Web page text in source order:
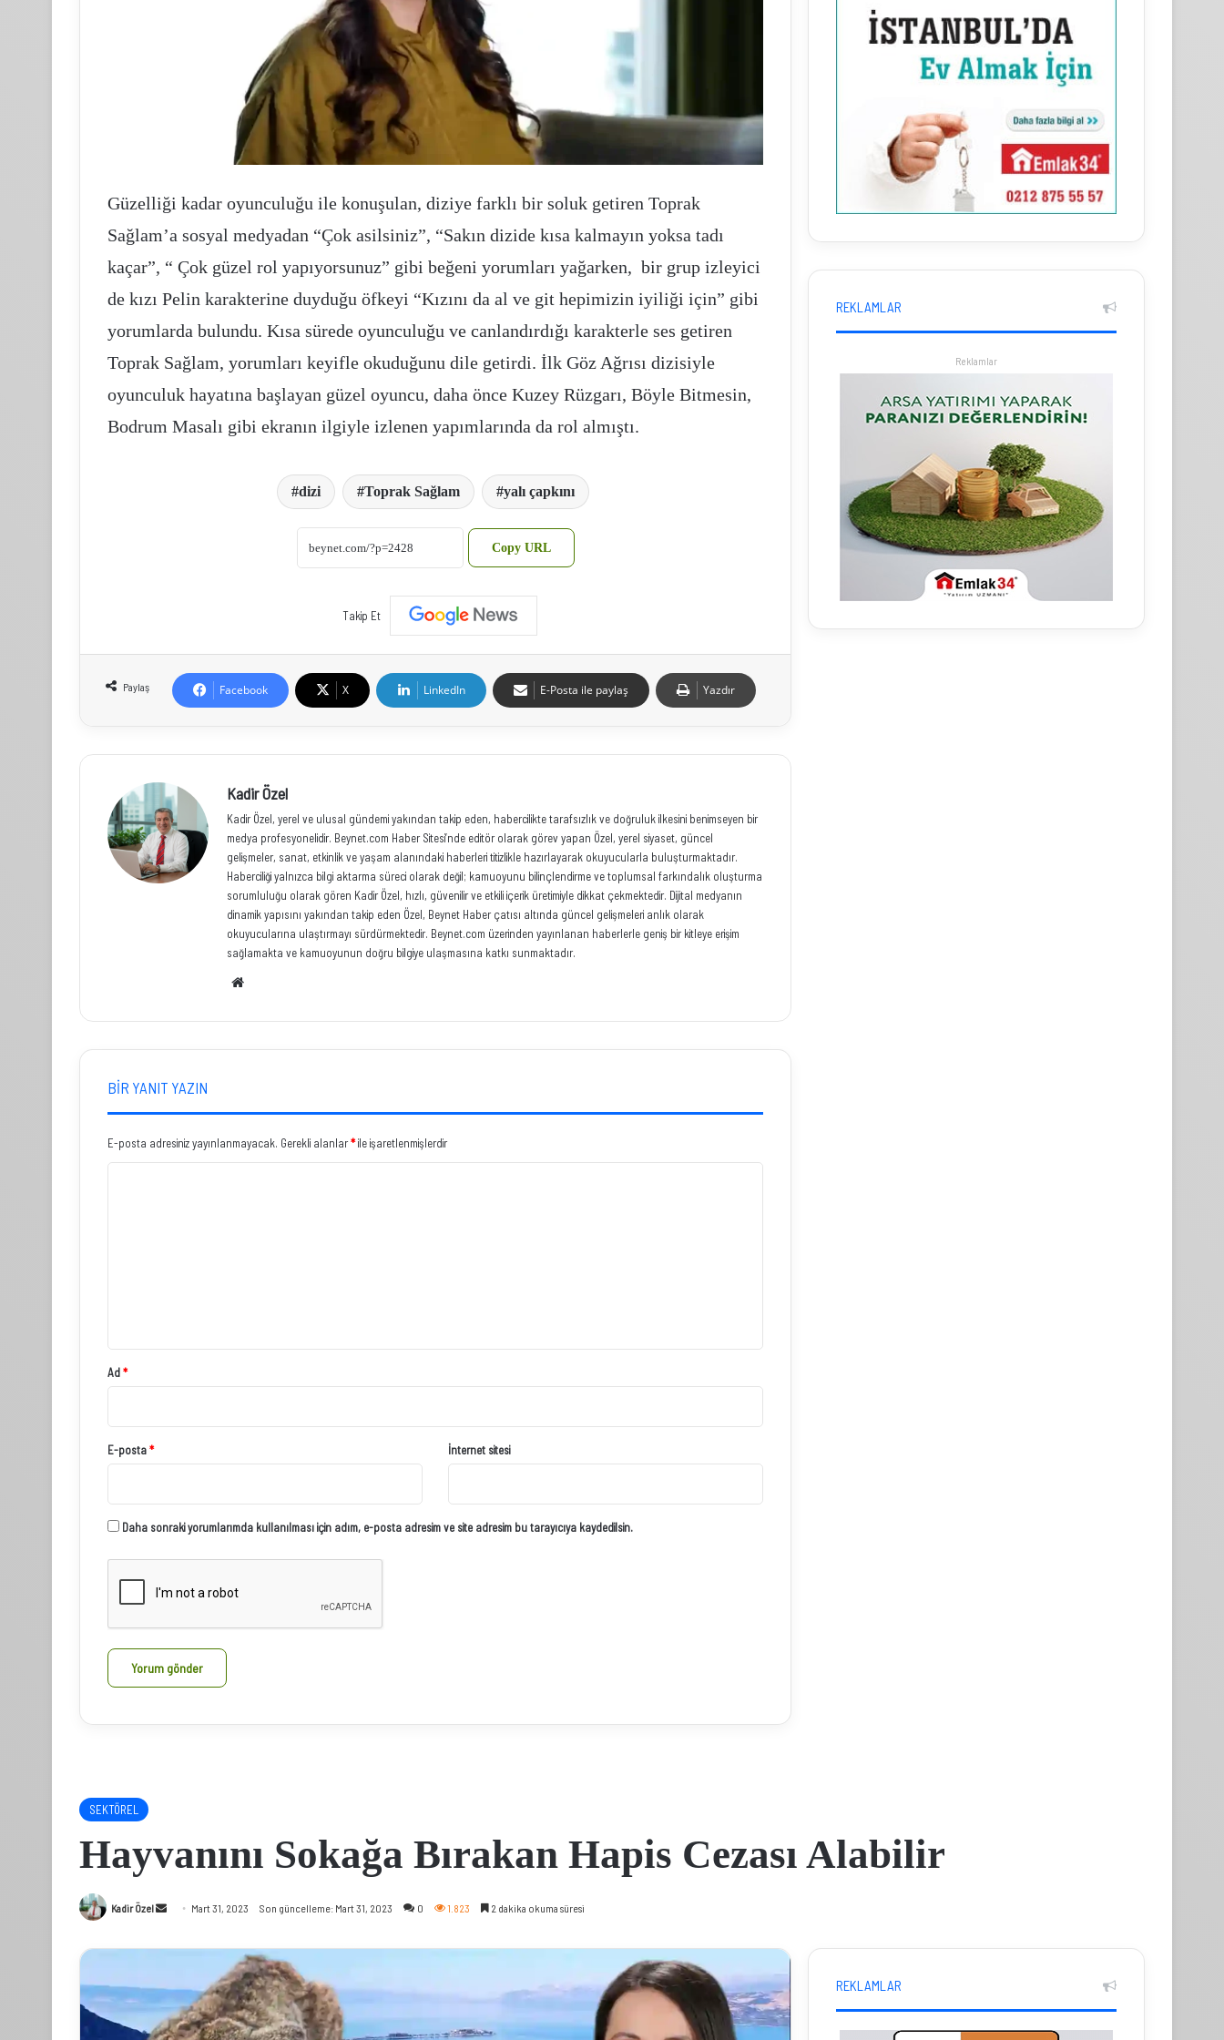
Güzelliği kadar oyunculuğu ile konuşulan, diziye farklı bir soluk getiren Toprak
Sağlam’a sosyal medyadan “Çok asilsiniz”, “Sakın dizide kısa kalmayın yoksa tadı
kaçar”, “ Çok güzel rol yapıyorsunuz” gibi beğeni yorumları yağarken, bir grup izleyici
de kızı Pelin karakterine duyduğu öfkeyi “Kızını da al ve git hepimizin iyiliği için” gibi
yorumlarda bulundu. Kısa sürede oyunculuğu ve canlandırdığı karakterle ses getiren
Toprak Sağlam, yorumları keyifle okuduğunu dile getirdi. İlk Göz Ağrısı dizisiyle
oyunculuk hayatına başlayan güzel oyuncu, daha önce Kuzey Rüzgarı, Böyle Bitmesin,
Bodrum Masalı gibi ekranın ilgiyle izlenen yapımlarında da rol almıştı.
dizi Toprak Sağlam yalı çapkını
Copy URL
Takip Et
Paylaş Facebook X LinkedIn E-Posta ile paylaş Yazdır
Kadir Özel
Kadir Özel, yerel ve ulusal gündemi yakından takip eden, habercilikte tarafsızlık ve doğruluk ilkesini benimseyen bir
medya profesyonelidir. Beynet.com Haber Sitesi’nde editör olarak görev yapan Özel, yerel siyaset, güncel
gelişmeler, sanat, etkinlik ve yaşam alanındaki haberleri titizlikle hazırlayarak okuyucularla buluşturmaktadır.
Haberciliği yalnızca bilgi aktarma süreci olarak değil; kamuoyunu bilinçlendirme ve toplumsal farkındalık oluşturma
sorumluluğu olarak gören Kadir Özel, hızlı, güvenilir ve etkili içerik üretimiyle dikkat çekmektedir. Dijital medyanın
dinamik yapısını yakından takip eden Özel, Beynet Haber çatısı altında güncel gelişmeleri anlık olarak
okuyucularına ulaştırmayı sürdürmektedir. Beynet.com üzerinden yayınlanan haberlerle geniş bir kitleye erişim
sağlamakta ve kamuoyunun doğru bilgiye ulaşmasına katkı sunmaktadır.
BIR YANIT YAZIN
E-posta adresiniz yayınlanmayacak. Gerekli alanlar*ile işaretlenmişlerdir
Ad*
E-posta* İnternet sitesi
Daha sonraki yorumlarımda kullanılması için adım, e-posta adresim ve site adresim bu tarayıcıya kaydedilsin.
REKLAMLAR
Reklamlar